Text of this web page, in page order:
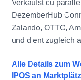
Verkaufst du
DezemberHub
Zalando, OTTO,
und dient zugleich
Alle Details zum
IPOS an